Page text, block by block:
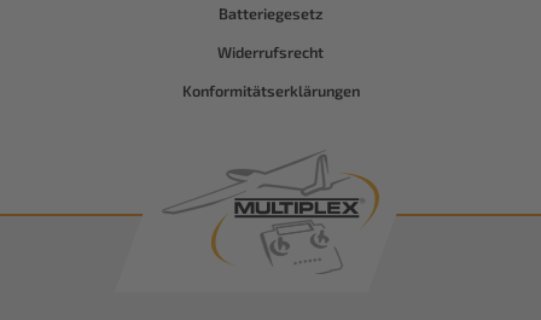
Batteriegesetz
Widerrufsrecht
Konformitätserklärungen